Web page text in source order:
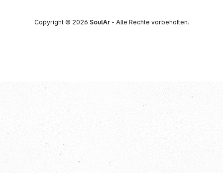
Copyright © 2026 SoulAr- Alle Rechte vorbehalten.